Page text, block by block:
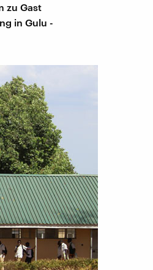
zu Gast
in Gulu -